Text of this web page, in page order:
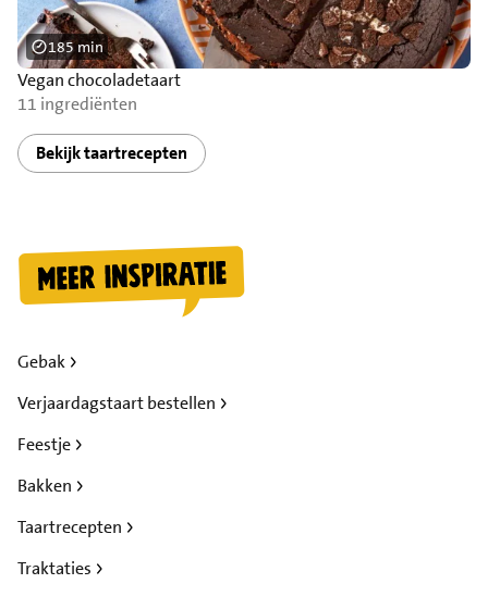
Vegan chocoladetaart
11 ingrediënten
185 min
Bekijk taartrecepten
Gebak
Verjaardagstaart bestellen
Feestje
Bakken
Taartrecepten
Traktaties